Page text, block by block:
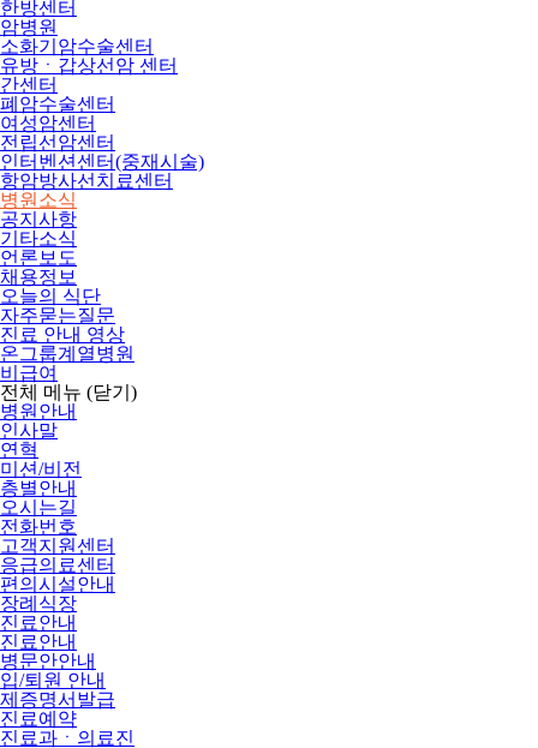
한방센터
암병원
소화기암수술센터
유방ㆍ갑상선암 센터
간센터
폐암수술센터
여성암센터
전립선암센터
인터벤션센터(중재시술)
항암방사선치료센터
병원소식
공지사항
기타소식
언론보도
채용정보
오늘의 식단
자주묻는질문
진료 안내 영상
온그룹계열병원
비급여
전체 메뉴 (닫기)
병원안내
인사말
연혁
미션/비전
층별안내
오시는길
전화번호
고객지원센터
응급의료센터
편의시설안내
장례식장
진료안내
진료안내
병문안안내
입/퇴원 안내
제증명서발급
진료예약
진료과ㆍ의료진